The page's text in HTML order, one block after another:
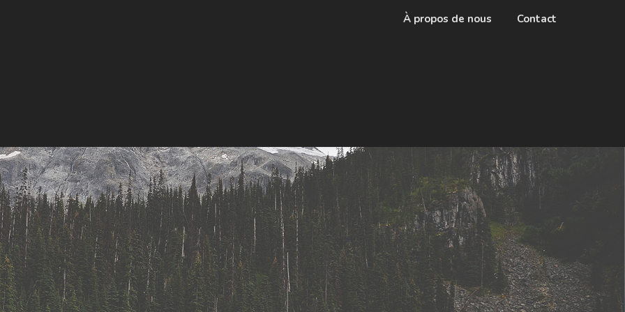
À propos de nous Contact